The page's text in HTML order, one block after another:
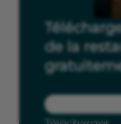
de la